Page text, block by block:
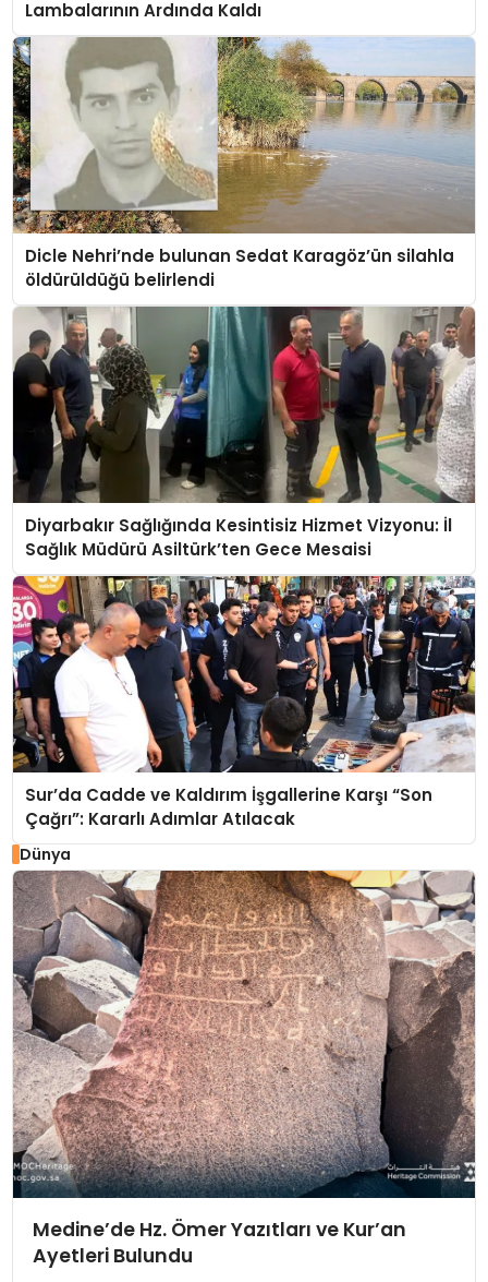
Lambalarının Ardında Kaldı
Dicle Nehri’nde bulunan Sedat Karagöz’ün silahla
öldürüldüğü belirlendi
Diyarbakır Sağlığında Kesintisiz Hizmet Vizyonu: İl
Sağlık Müdürü Asiltürk’ten Gece Mesaisi
Sur’da Cadde ve Kaldırım İşgallerine Karşı “Son
Çağrı”: Kararlı Adımlar Atılacak
Dünya
Medine’de Hz. Ömer Yazıtları ve Kur’an
Ayetleri Bulundu